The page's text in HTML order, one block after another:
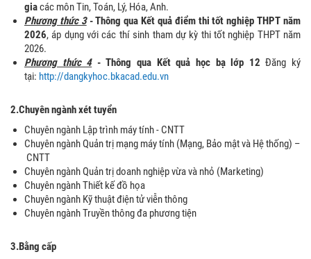
giacác môn Tin, Toán, Lý, Hóa, Anh.
Phương thức 3 - Thông qua Kết quả điểm thi tốt nghiệp THPT năm
2026, áp dụng với các thí sinh tham dự kỳ thi tốt nghiệp THPT năm
2026.
Phương thức 4- Thông qua Kết quả học bạ lớp 12 Đăng ký
tại: http://dangkyhoc.bkacad.edu.vn
2.Chuyên ngành xét tuyển
Chuyên ngành Lập trình máy tính - CNTT
Chuyên ngành Quản trị mạng máy tính (Mạng, Bảo mật và Hệ thống) –
CNTT
Chuyên ngành Quản trị doanh nghiệp vừa và nhỏ (Marketing)
Chuyên ngành Thiết kế đồ họa
Chuyên ngành Kỹ thuật điện tử viễn thông
Chuyên ngành Truyền thông đa phương tiện
3.Bằng cấp